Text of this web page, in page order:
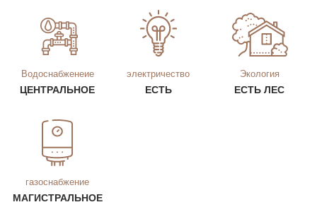
Водоснабженеие
ЦЕНТРАЛЬНОЕ
электричество
ЕСТЬ
Экология
ЕСТЬ ЛЕС
газоснабжение
МАГИСТРАЛЬНОЕ